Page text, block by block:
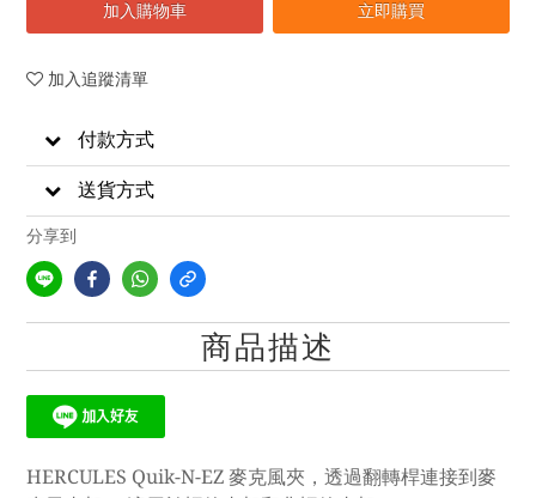
加入購物車 立即購買
加入追蹤清單
付款方式
送貨方式
分享到
商品描述
HERCULES Quik-N-EZ 麥克風夾，透過翻轉桿連接到麥